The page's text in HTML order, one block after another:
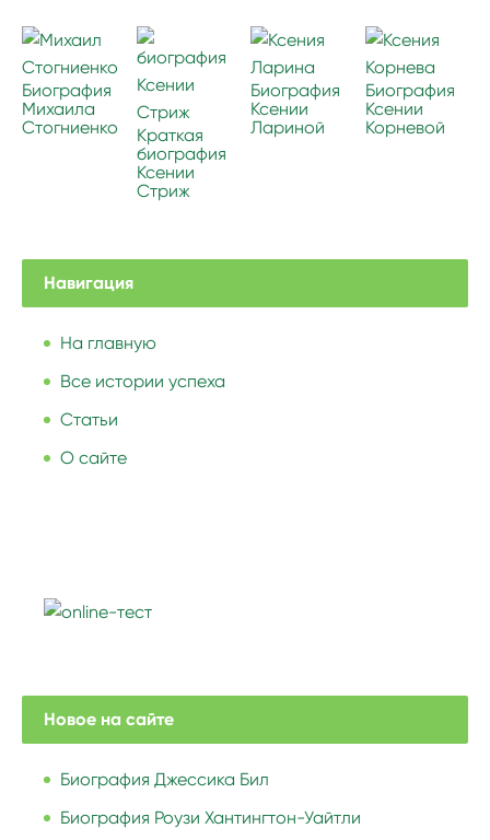
Биография
Михаила
Стогниенко
Краткая
биография
Ксении
Стриж
Биография
Ксении
Лариной
Биография
Ксении
Корневой
Навигация
На главную
Все истории успеха
Статьи
О сайте
Новое на сайте
Биография Джессика Бил
Биография Роузи Хантингтон-Уайтли